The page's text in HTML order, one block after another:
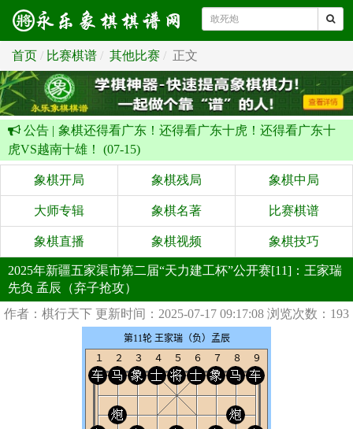
首页 比赛棋谱 其他比赛 正文
公告 | 象棋还得看广东！还得看广东十虎！还得看广东十
虎VS越南十雄！ (07-15)
象棋开局 象棋残局 象棋中局
大师专辑 象棋名著 比赛棋谱
象棋直播 象棋视频 象棋技巧
2025年新疆五家渠市第二届“天力建工杯”公开赛[11]：王家瑞
先负 孟辰（弃子抢攻）
作者：棋行天下 更新时间：2025-07-17 09:17:08 浏览次数：193